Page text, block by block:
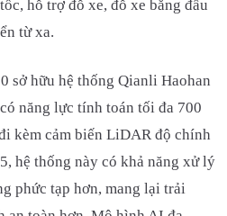
hỗ trợ đỗ xe, đỗ xe bằng đầu
từ xa.
sở hữu hệ thống Qianli Haohan
năng lực tính toán tối đa 700
kèm cảm biến LiDAR độ chính
hệ thống này có khả năng xử lý
phức tạp hơn, mang lại trải